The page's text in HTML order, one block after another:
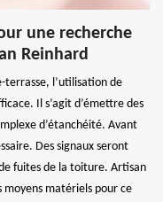
une recherche
Reinhard
terrasse, l’utilisation de
Il s’agit d’émettre des
d’étanchéité. Avant
Des signaux seront
fuites de la toiture. Artisan
moyens matériels pour ce